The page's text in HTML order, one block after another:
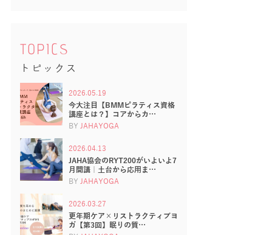
TOPICS
トピックス
2026.05.19
今大注目【BMMピラティス資格
講座とは？】コアからカ…
BY JAHAYOGA
2026.04.13
JAHA協会のRYT200がいよいよ7
月開講｜土台から応用ま…
BY JAHAYOGA
2026.03.27
更年期ケア×リストラクティブヨ
ガ【第3回】眠りの質…